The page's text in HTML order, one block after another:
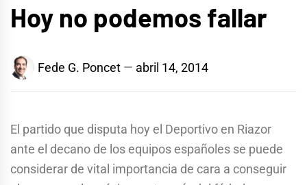
Hoy no podemos fallar
Fede G. Poncet abril 14, 2014
El partido que disputa hoy el Deportivo en Riazor
ante el decano de los equipos españoles se puede
considerar de vital importancia de cara a conseguir